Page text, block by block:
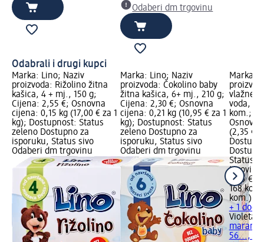
Odaberi dm trgovinu
Odabrali i drugi kupci
Marka: Lino; Naziv
proizvoda: Rižolino žitna
kašica, 4 + mj., 150 g;
Cijena: 2,55 €; Osnovna
cijena: 0,15 kg (17,00 € za 1
kg); Dostupnost: Status
zeleno Dostupno za
isporuku, Status sivo
Odaberi dm trgovinu
Marka: Lino; Naziv
proizvoda: Čokolino baby
žitna kašica, 6+ mj., 210 g;
Cijena: 2,30 €; Osnovna
cijena: 0,21 kg (10,95 € za 1
kg); Dostupnost: Status
zeleno Dostupno za
isporuku, Status sivo
Odaberi dm trgovinu
Marka:
vlažne
voda, 3
kom.;
(2,35 €
Status
trgovinu
3,95 €
168
kom.)
+ 1
Violeta
56...,